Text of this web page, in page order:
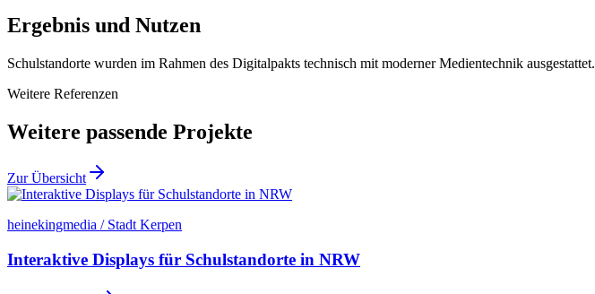
Ergebnis und Nutzen
Schulstandorte wurden im Rahmen des Digitalpakts technisch mit moderner Medientechnik ausgestattet.
Weitere Referenzen
Weitere passende Projekte
Zur Übersicht
heinekingmedia / Stadt Kerpen
Interaktive Displays für Schulstandorte in NRW